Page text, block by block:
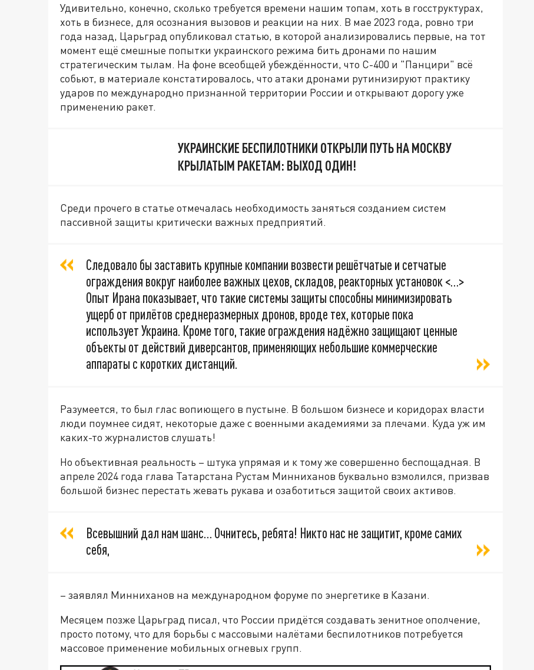
Удивительно, конечно, сколько требуется времени нашим топам, хоть в госструктурах,
хоть в бизнесе, для осознания вызовов и реакции на них. В мае 2023 года, ровно три
года назад, Царьград опубликовал статью, в которой анализировались первые, на тот
момент ещё смешные попытки украинского режима бить дронами по нашим
стратегическим тылам. На фоне всеобщей убеждённости, что С-400 и "Панцири" всё
собьют, в материале констатировалось, что атаки дронами рутинизируют практику
ударов по международно признанной территории России и открывают дорогу уже
применению ракет.
УКРАИНСКИЕ БЕСПИЛОТНИКИ ОТКРЫЛИ ПУТЬ НА МОСКВУ
КРЫЛАТЫМ РАКЕТАМ: ВЫХОД ОДИН!
Среди прочего в статье отмечалась необходимость заняться созданием систем
пассивной защиты критически важных предприятий.
Следовало бы заставить крупные компании возвести решётчатые и сетчатые
ограждения вокруг наиболее важных цехов, складов, реакторных установок <…>
Опыт Ирана показывает, что такие системы защиты способны минимизировать
ущерб от прилётов среднеразмерных дронов, вроде тех, которые пока
использует Украина. Кроме того, такие ограждения надёжно защищают ценные
объекты от действий диверсантов, применяющих небольшие коммерческие
аппараты с коротких дистанций.
Разумеется, то был глас вопиющего в пустыне. В большом бизнесе и коридорах власти
люди поумнее сидят, некоторые даже с военными академиями за плечами. Куда уж им
каких-то журналистов слушать!
Но объективная реальность – штука упрямая и к тому же совершенно беспощадная. В
апреле 2024 года глава Татарстана Рустам Минниханов буквально взмолился, призвав
большой бизнес перестать жевать рукава и озаботиться защитой своих активов.
Всевышний дал нам шанс… Очнитесь, ребята! Никто нас не защитит, кроме самих
себя,
– заявлял Минниханов на международном форуме по энергетике в Казани.
Месяцем позже Царьград писал, что России придётся создавать зенитное ополчение,
просто потому, что для борьбы с массовыми налётами беспилотников потребуется
массовое применение мобильных огневых групп.